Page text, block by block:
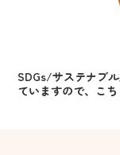
SDGs/サステナブ
ていますので、こち